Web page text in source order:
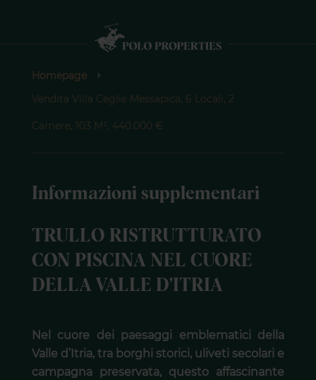
Homepage
Vendita Villa Ceglie Messapica, 6 Locali, 2
Camere, 103 M², 440.000 €
Informazioni supplementari
TRULLO RISTRUTTURATO
CON PISCINA NEL CUORE
DELLA VALLE D’ITRIA
Nel cuore dei paesaggi emblematici della
Valle d’Itria, tra borghi storici, uliveti secolari e
campagna preservata, questo affascinante